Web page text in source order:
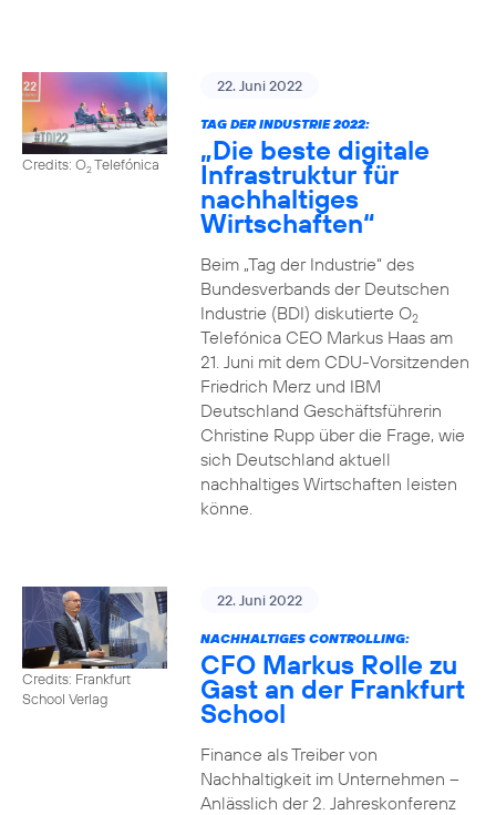
Credits: O2Telefónica
22. Juni 2022
TAG DER INDUSTRIE 2022:
„Die beste digitale
Infrastruktur für
nachhaltiges
Wirtschaften“
Beim „Tag der Industrie“ des
Bundesverbands der Deutschen
Industrie (BDI) diskutierte O2
Telefónica CEO Markus Haas am
21. Juni mit dem CDU-Vorsitzenden
Friedrich Merz und IBM
Deutschland Geschäftsführerin
Christine Rupp über die Frage, wie
sich Deutschland aktuell
nachhaltiges Wirtschaften leisten
könne.
Credits: Frankfurt
School Verlag
22. Juni 2022
NACHHALTIGES CONTROLLING:
CFO Markus Rolle zu
Gast an der Frankfurt
School
Finance als Treiber von
Nachhaltigkeit im Unternehmen –
Anlässlich der 2. Jahreskonferenz